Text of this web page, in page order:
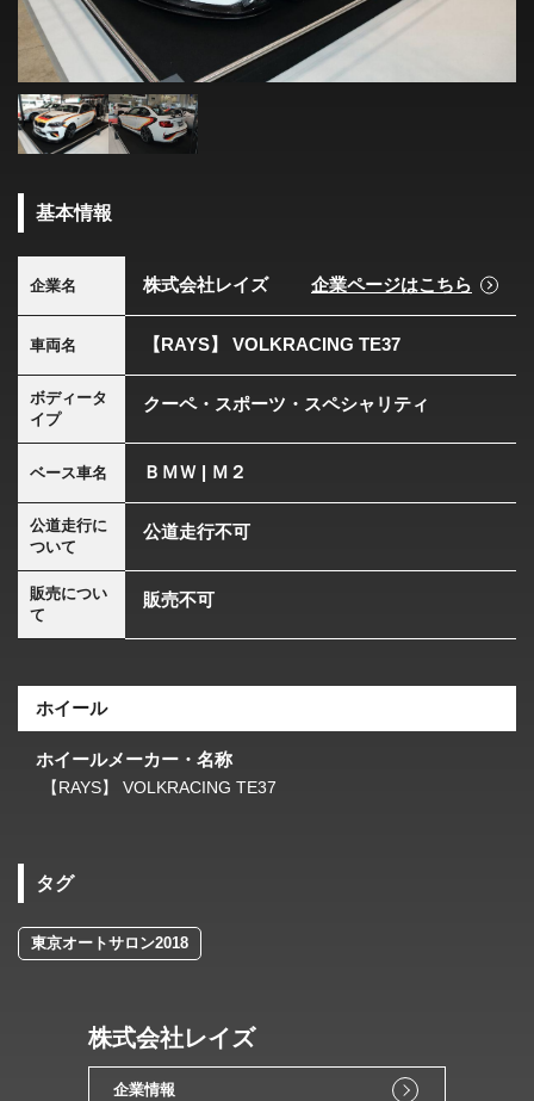
基本情報
企業名 株式会社レイズ 企業ページはこちら
車両名 【RAYS】 VOLKRACING TE37
ボディータ
イプ
クーペ・スポーツ・スペシャリティ
ベース車名 ＢＭＷ | Ｍ２
公道走行に
ついて
公道走行不可
販売につい
て
販売不可
ホイール
ホイールメーカー・名称
【RAYS】 VOLKRACING TE37
タグ
東京オートサロン2018
株式会社レイズ
企業情報